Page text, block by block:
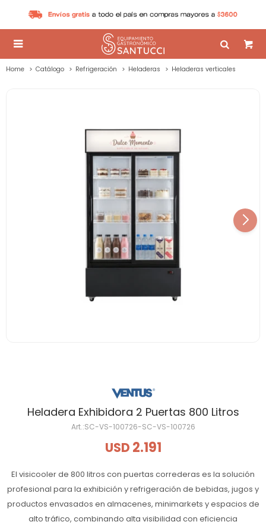

Home Catálogo Refrigeración Heladeras Heladeras verticales
Heladera Exhibidora 2 Puertas 800 Litros
SC-VS-100726-SC-VS-100726
USD 2.191
El visicooler de 800 litros con puertas correderas es la solución
profesional para la exhibición y refrigeración de bebidas, jugos y
productos envasados en almacenes, minimarkets y espacios de
alto tráfico, combinando alta visibilidad con eficiencia